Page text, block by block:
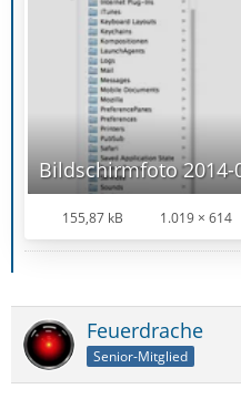
Bildschirmfoto 2014-
155,87 kB 1.019 × 614
Feuerdrache
Senior-Mitglied